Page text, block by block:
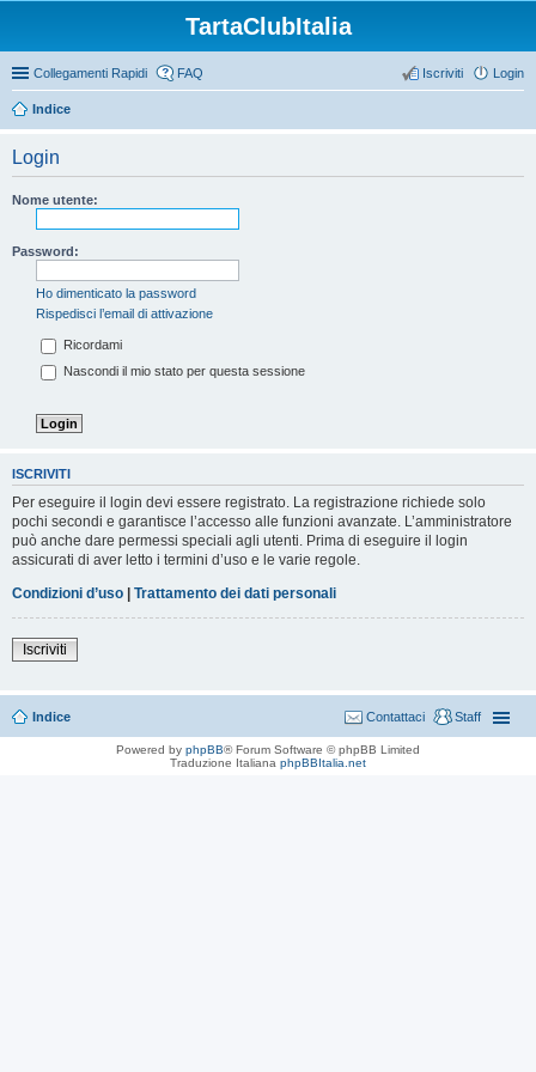
TartaClubItalia
Collegamenti Rapidi FAQ Login
Iscriviti
Indice
Login
Nome utente:
Password:
Ho dimenticato la password
Rispedisci l’email di attivazione
Ricordami
Nascondi il mio stato per questa sessione
ISCRIVITI
Per eseguire il login devi essere registrato. La registrazione richiede solo
pochi secondi e garantisce l’accesso alle funzioni avanzate. L’amministratore
può anche dare permessi speciali agli utenti. Prima di eseguire il login
assicurati di aver letto i termini d’uso e le varie regole.
Condizioni d’uso | Trattamento dei dati personali
Iscriviti
Indice Staff
Contattaci
Powered by phpBB® Forum Software © phpBB Limited
Traduzione Italiana phpBBItalia.net